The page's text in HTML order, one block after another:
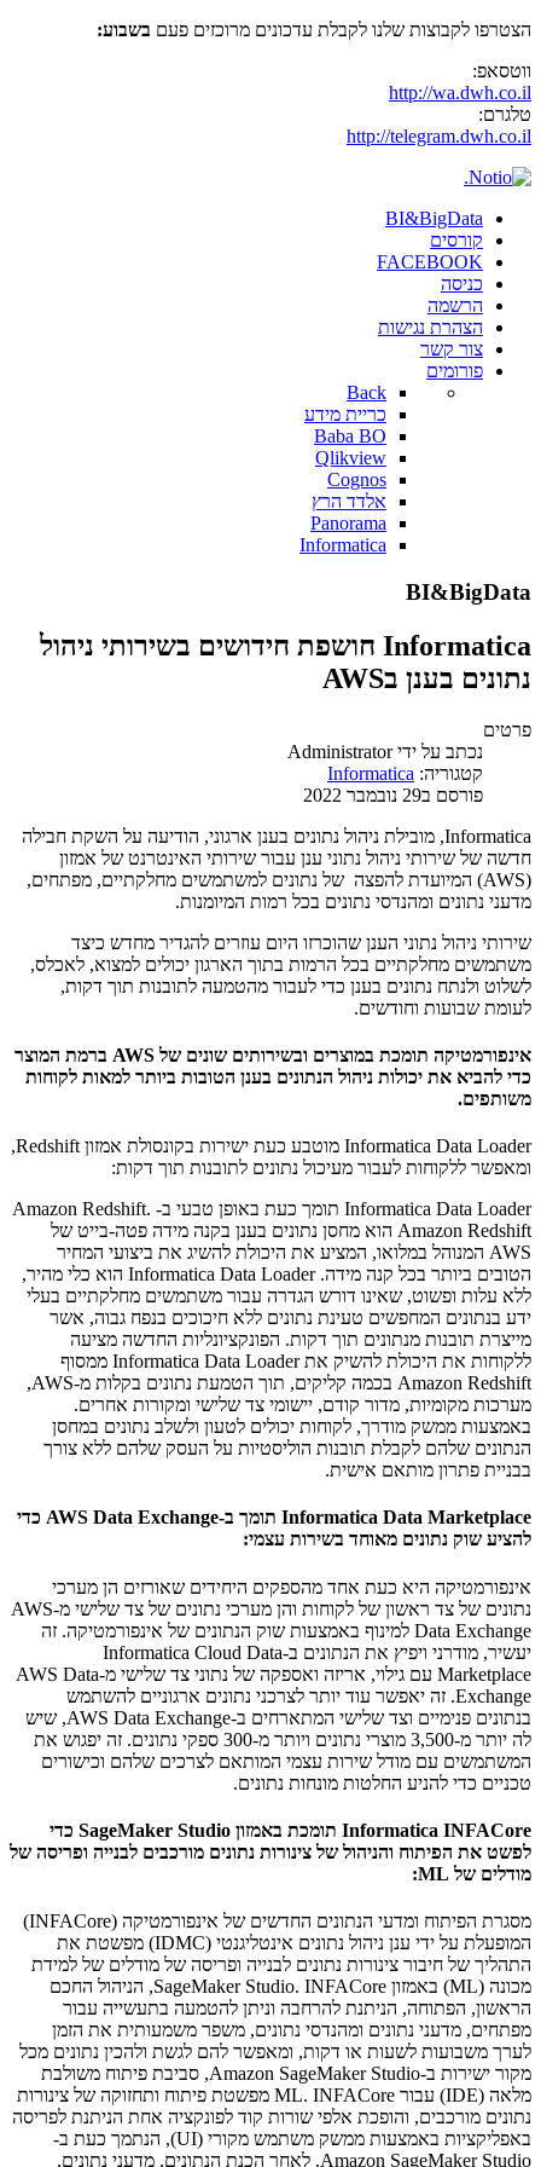
הצטרפו לקבוצות שלנו לקבלת עדכונים מרוכזים פעם בשבוע:
ווטסאפ:
http://wa.dwh.co.il
טלגרם:
http://telegram.dwh.co.il
BI&BigData
קורסים
FACEBOOK
כניסה
הרשמה
הצהרת נגישות
צור קשר
פורומים
Back
כריית מידע
Baba BO
Qlikview
Cognos
אלדד הרץ
Panorama
Informatica
BI&BigData
Informatica חושפת חידושים בשירותי ניהול
נתונים בענן בAWS
פרטים
נכתב על ידיAdministrator
קטגוריה: Informatica
פורסם ב29 נובמבר 2022
Informatica, מובילת ניהול נתונים בענן ארגוני, הודיעה על השקת חבילה
חדשה של שירותי ניהול נתוני ענן עבור שירותי האינטרנט של אמזון
(AWS) המיועדת להפצה של נתונים למשתמשים מחלקתיים, מפתחים,
מדעני נתונים ומהנדסי נתונים בכל רמות המיומנות.
שירותי ניהול נתוני הענן שהוכרזו היום עוזרים להגדיר מחדש כיצד
משתמשים מחלקתיים בכל הרמות בתוך הארגון יכולים למצוא, לאכלס,
לשלוט ולנתח נתונים בענן כדי לעבור מהטמעה לתובנות תוך דקות,
לעומת שבועות וחודשים.
אינפורמטיקה תומכת במוצרים ובשירותים שונים של AWS ברמת המוצר
כדי להביא את יכולות ניהול הנתונים בענן הטובות ביותר למאות לקוחות
משותפים.
Informatica Data Loader מוטבע כעת ישירות בקונסולת אמזון Redshift,
ומאפשר ללקוחות לעבור מעיכול נתונים לתובנות תוך דקות:
Informatica Data Loader תומך כעת באופן טבעי ב- Amazon Redshift.
Amazon Redshift הוא מחסן נתונים בענן בקנה מידה פטה-בייט של
AWS המנוהל במלואו, המציע את היכולת להשיג את ביצועי המחיר
הטובים ביותר בכל קנה מידה. Informatica Data Loader הוא כלי מהיר,
ללא עלות ופשוט, שאינו דורש הגדרה עבור משתמשים מחלקתיים בעלי
ידע בנתונים המחפשים טעינת נתונים ללא חיכוכים בנפח גבוה, אשר
מייצרת תובנות מנתונים תוך דקות. הפונקציונליות החדשה מציעה
ללקוחות את היכולת להשיק את Informatica Data Loader ממסוף
Amazon Redshift בכמה קליקים, תוך הטמעת נתונים בקלות מ-AWS,
מערכות מקומיות, מדור קודם, יישומי צד שלישי ומקורות אחרים.
באמצעות ממשק מודרך, לקוחות יכולים לטעון ולשלב נתונים במחסן
הנתונים שלהם לקבלת תובנות הוליסטיות על העסק שלהם ללא צורך
בבניית פתרון מותאם אישית.
Informatica Data Marketplace תומך ב-AWS Data Exchange כדי
להציע שוק נתונים מאוחד בשירות עצמי:
אינפורמטיקה היא כעת אחד מהספקים היחידים שאורזים הן מערכי
נתונים של צד ראשון של לקוחות והן מערכי נתונים של צד שלישי מ-AWS
Data Exchange למינוף באמצעות שוק הנתונים של אינפורמטיקה. זה
יעשיר, מודרני ויפיץ את הנתונים ב-Informatica Cloud Data
Marketplace עם גילוי, אריזה ואספקה של נתוני צד שלישי מ-AWS Data
Exchange. זה יאפשר עוד יותר לצרכני נתונים ארגוניים להשתמש
בנתונים פנימיים וצד שלישי המתארחים ב-AWS Data Exchange, שיש
לה יותר מ-3,500 מוצרי נתונים ויותר מ-300 ספקי נתונים. זה יפגוש את
המשתמשים עם מודל שירות עצמי המותאם לצרכים שלהם וכישורים
טכניים כדי להניע החלטות מונחות נתונים.
Informatica INFACore תומכת באמזון SageMaker Studio כדי
לפשט את הפיתוח והניהול של צינורות נתונים מורכבים לבנייה ופריסה של
מודלים של ML:
מסגרת הפיתוח ומדעי הנתונים החדשים של אינפורמטיקה (INFACore)
המופעלת על ידי ענן ניהול נתונים אינטליגנטי (IDMC) מפשטת את
התהליך של חיבור צינורות נתונים לבנייה ופריסה של מודלים של למידת
מכונה (ML) באמזון SageMaker Studio. INFACore, הניהול החכם
הראשון, הפתוחה, הניתנת להרחבה וניתן להטמעה בתעשייה עבור
מפתחים, מדעני נתונים ומהנדסי נתונים, משפר משמעותית את הזמן
לערך משבועות לשעות או דקות, ומאפשר להם לגשת ולהכין נתונים מכל
מקור ישירות ב-Amazon SageMaker Studio, סביבת פיתוח משולבת
מלאה (IDE) עבור ML. INFACore מפשטת פיתוח ותחזוקה של צינורות
נתונים מורכבים, והופכת אלפי שורות קוד לפונקציה אחת הניתנת לפריסה
באפליקציות באמצעות ממשק משתמש מקורי (UI), הנתמך כעת ב-
Amazon SageMaker Studio. לאחר הכנת הנתונים, מדעני נתונים,